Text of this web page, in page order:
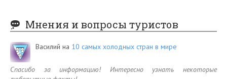
Мнения и вопросы туристов
Василий на 10 самых холодных стран в мире
Спасибо за информацию! Интересно узнать некоторые